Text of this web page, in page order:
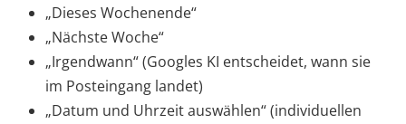
„Dieses Wochenende“
„Nächste Woche“
„Irgendwann“ (Googles KI entscheidet, wann sie
im Posteingang landet)
„Datum und Uhrzeit auswählen“ (individuellen